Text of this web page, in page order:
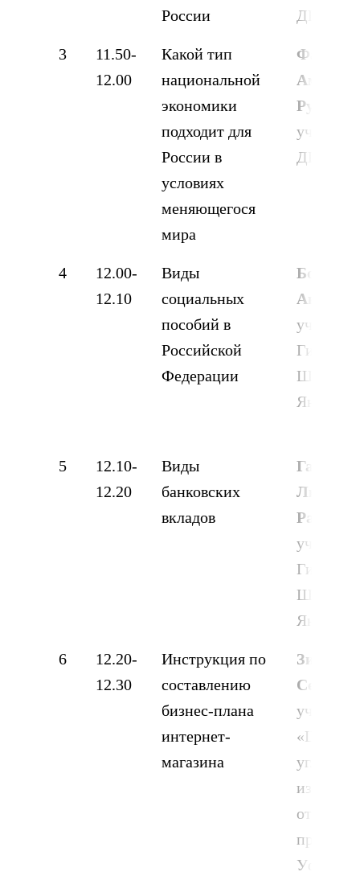
России
ДПШ, г.
3
11.50-
12.00
Какой тип
национальной
экономики
подходит для
России в
условиях
меняющегося
мира
Амалия
ДПШ, г.
4
12.00-
12.10
Виды
социальных
пособий в
Российской
Федерации
Ш.
Янаул
5
12.10-
12.20
Виды
банковских
вкладов
Лия
Ш.
Янаул
6
12.20-
12.30
Инструкция по
составлению
бизнес-плана
интернет-
магазина
Зимина
«Школа
Уфа